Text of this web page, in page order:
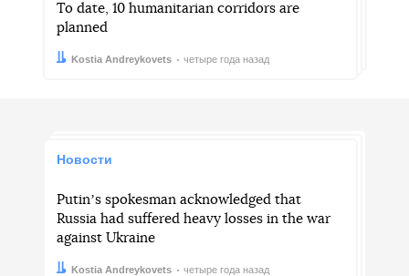
To date, 10 humanitarian corridors are
planned
Автор:
Kostia Andreykovets
Дата: четыре года назад
Новости
Putinʼs spokesman acknowledged that
Russia had suffered heavy losses in the war
against Ukraine
Автор:
Kostia Andreykovets
Дата: четыре года назад